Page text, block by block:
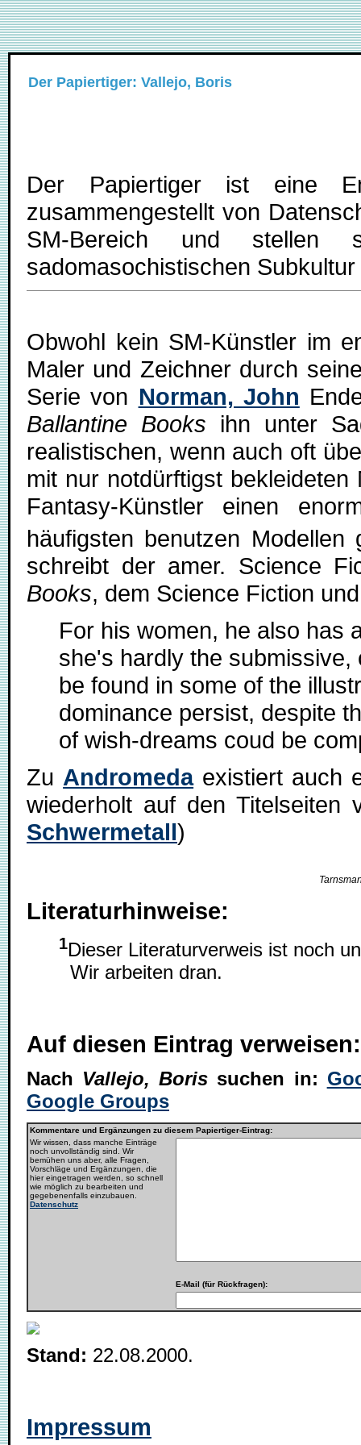
Der Papiertiger: Vallejo, Boris
Der Papiertiger ist eine
zusammengestellt von
SM-Bereich und stellen
sadomasochistischen
Obwohl kein SM-Künstler im
Maler und Zeichner durch
Serie von Norman, John
Ballantine Books ihn unter
realistischen, wenn auch oft
mit nur notdürftigst
Fantasy-Künstler einen
häufigsten benutzen
schreibt der amer. Science
Books, dem Science Fiction
For his women, he also has
she's hardly the
be found in some of the
dominance persist, despite
of wish-dreams coud be
Zu Andromedaexistiert auch
wiederholt auf den
Schwermetall)
Literaturhinweise:
1Dieser Literaturverweis ist noch
Wir arbeiten dran.
Auf diesen Eintrag
Nach Vallejo, Boris suchen in:
Google Groups
Kommentare und Ergänzungen zu diesem Papiertiger-Eintrag:
Wir wissen, dass manche Einträge
noch unvollständig sind. Wir
bemühen uns aber, alle Fragen,
Vorschläge und Ergänzungen, die
hier eingetragen werden, so schnell
wie möglich zu bearbeiten und
gegebenenfalls einzubauen.
Datenschutz
E-Mail (für Rückfragen):
Stand: 22.08.2000.
Impressum